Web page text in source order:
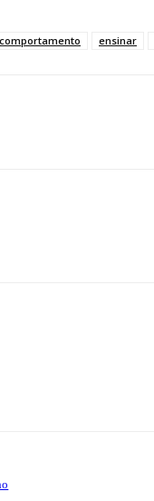
comportamento ensinar